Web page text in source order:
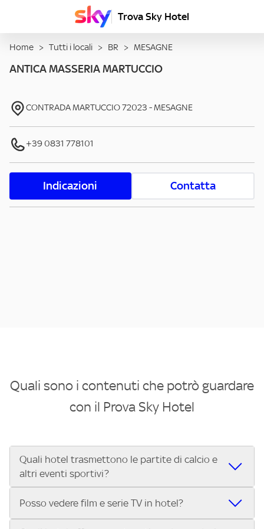
Trova Sky Hotel
Home > Tutti i locali > BR > MESAGNE
ANTICA MASSERIA MARTUCCIO
CONTRADA MARTUCCIO72023 -MESAGNE
+39 0831 778101
Indicazioni Contatta
Quali sono i contenuti che potrò guardare
con il Prova Sky Hotel
Quali hotel trasmettono le partite di calcio e
altri eventi sportivi?
Se cerchi un hotel dove poter vedere le partite di Serie A,
Posso vedere film e serie TV in hotel?